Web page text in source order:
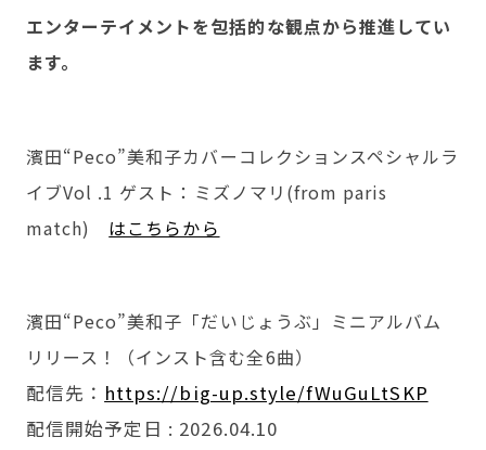
エンターテイメントを包括的な観点から推進してい
ます。
濱田“Peco”美和子カバーコレクションスペシャルラ
イブVol .1 ゲスト：ミズノマリ(from paris
match) はこちらから
濱田“Peco”美和子「だいじょうぶ」ミニアルバム
リリース！
（インスト含む全6曲）
配信先： https://big-up.style/fWuGuLtSKP
配信開始予定日 : 2026.04.10